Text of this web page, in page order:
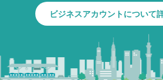
ビジネスアカウントについて